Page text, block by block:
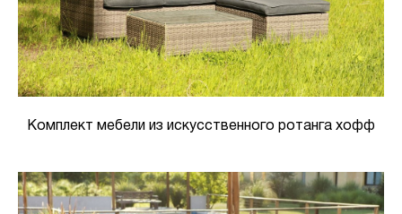
Комплект мебели из искусственного ротанга хофф